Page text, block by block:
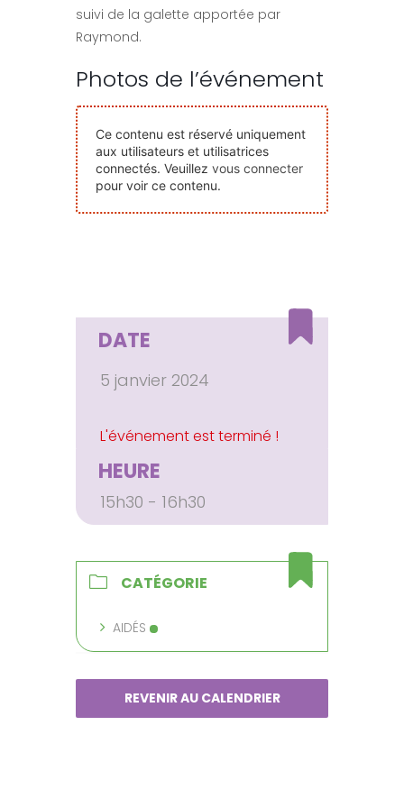
Nos Événements
Nous Contacter
Devenir Bénévole
Faire Un Don
suivi de la galette apportée par
Raymond.
Photos de l’événement
Ce contenu est réservé uniquement
aux utilisateurs et utilisatrices
connectés. Veuillez vous connecter
pour voir ce contenu.
DATE
5 janvier 2024
HEURE
15h30 - 16h30
CATÉGORIE
AIDÉS
REVENIR AU CALENDRIER